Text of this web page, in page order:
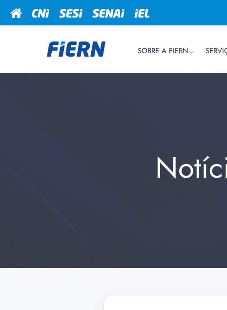
SOBRE A FIERN